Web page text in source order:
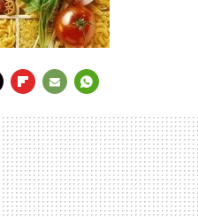
MAIL